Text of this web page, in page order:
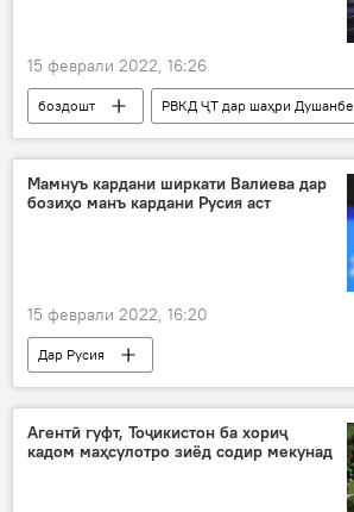
15 феврали 2022, 16:26
боздошт
РВКД ҶТ дар шаҳри Душанбе
Дар Тоҷикистон
ҷазо
ҳабс
Рӯйдод, ҷиноят ва ҳолатҳои фавқулода
Мамнуъ кардани ширкати Валиева дар
бозиҳо манъ кардани Русия аст
15 феврали 2022, 16:20
Дар Русия
Навигариҳои варзиши Тоҷикистон
Камила Валиева
допинг
Агентӣ гуфт, Тоҷикистон ба хориҷ
кадом маҳсулотро зиёд содир мекунад